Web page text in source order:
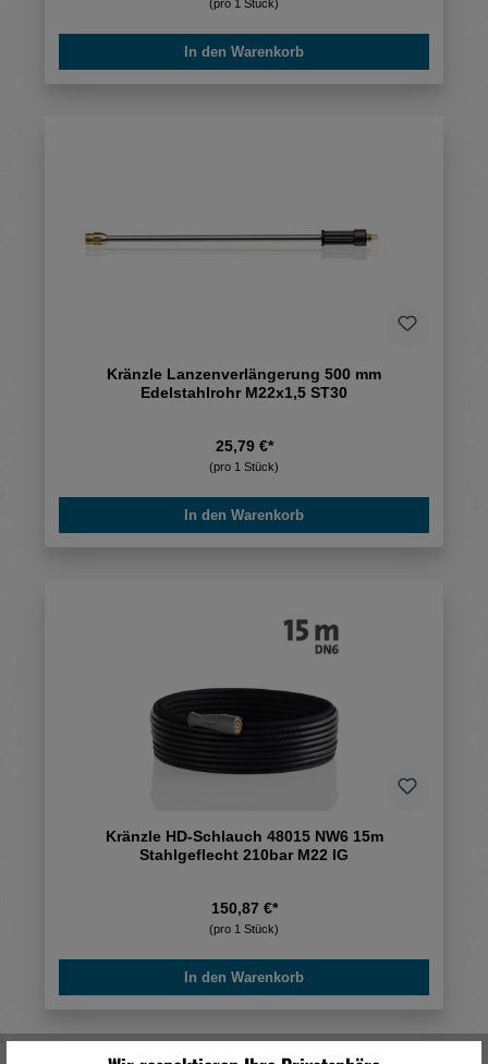
(pro 1 Stück)
In den Warenkorb
Kränzle Lanzenverlängerung 500 mm
Edelstahlrohr M22x1,5 ST30
25,79 €*
(pro 1 Stück)
In den Warenkorb
Kränzle HD-Schlauch 48015 NW6 15m
Stahlgeflecht 210bar M22 IG
150,87 €*
(pro 1 Stück)
In den Warenkorb